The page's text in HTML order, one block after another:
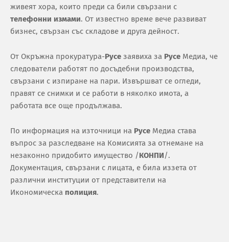
живеят хора, които преди са били свързани с
телефонни измами. От известно време вече развиват
бизнес, свързан със складове и друга дейност.
От Окръжна прокуратура-Русе заявиха за Русе Медиа, че
следователи работят по досъдебни производства,
свързани с изпиране на пари. Извършват се огледи,
правят се снимки и се работи в няколко имота, а
работата все още продължава.
По информация на източници на Русе Медиа става
въпрос за разследване на Комисията за отнемане на
незаконно придобито имущество /КОНПИ/.
Документация, свързани с лицата, е била иззета от
различни институции от представители на
Икономическа полиция.